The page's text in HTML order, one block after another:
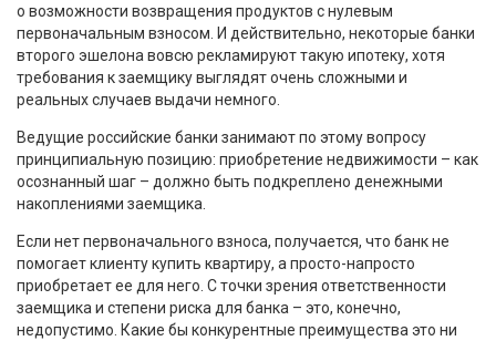
о возможности возвращения продуктов с нулевым
первоначальным взносом. И действительно, некоторые банки
второго эшелона вовсю рекламируют такую ипотеку, хотя
требования к заемщику выглядят очень сложными и
реальных случаев выдачи немного.
Ведущие российские банки занимают по этому вопросу
принципиальную позицию: приобретение недвижимости – как
осознанный шаг – должно быть подкреплено денежными
накоплениями заемщика.
Если нет первоначального взноса, получается, что банк не
помогает клиенту купить квартиру, а просто-напросто
приобретает ее для него. С точки зрения ответственности
заемщика и степени риска для банка – это, конечно,
недопустимо. Какие бы конкурентные преимущества это ни